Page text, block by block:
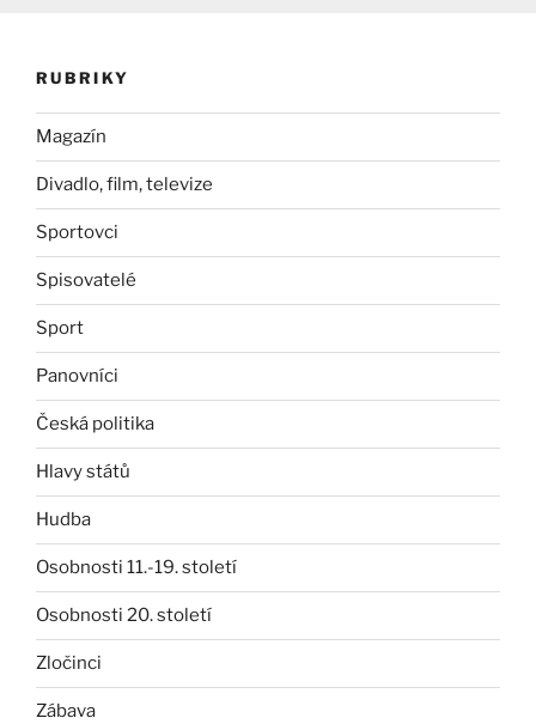
RUBRIKY
Magazín
Divadlo, film, televize
Sportovci
Spisovatelé
Sport
Panovníci
Česká politika
Hlavy států
Hudba
Osobnosti 11.-19. století
Osobnosti 20. století
Zločinci
Zábava